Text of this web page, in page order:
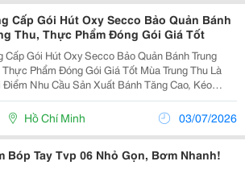
Cấp Gói Hút Oxy Secco Bảo Quản Bánh
Thu, Thực Phẩm Đóng Gói Giá Tốt
Cấp Gói Hút Oxy Secco Bảo Quản Bánh Trung
Phẩm Đóng Gói Giá Tốt Mùa Trung Thu Là
Nhu Cầu Sản Xuất Bánh Tăng Cao, Kéo
Yêu Cầu Về Giải Pháp Bảo Quản Sau Đóng Gói
Được Nhiều Cơ Sở Quan Tâm. Nếu Bạn Đang
Gói Hút...
Hồ Chí Minh 03/07/2026
Bóp Tay Tvp 06 Nhỏ Gọn, Bơm Nhanh!